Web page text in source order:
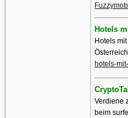
Hotels
Hotels
Österreich
hotels-
Verdiene
beim